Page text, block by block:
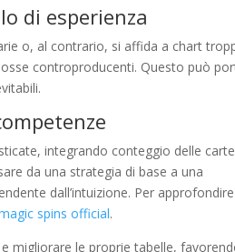
di esperienza
o, al contrario, si affida a chart
controproducenti. Questo può
integrando conteggio delle
da una strategia di base a una
dall’intuizione. Per approfondire
spins official.
migliorare le proprie tabelle,